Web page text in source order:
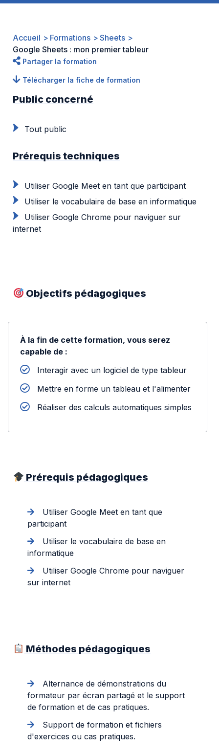
Contact
Accueil Formations
Sheets
Google Sheets : mon premier tableur
Partager la formation
Télécharger la fiche de formation
Public concerné
Tout public
Prérequis techniques
Utiliser Google Meet en tant que participant
Utiliser le vocabulaire de base en informatique
Utiliser Google Chrome pour naviguer sur
internet
Objectifs pédagogiques
À la fin de cette formation, vous serez
capable de :
Interagir avec un logiciel de type tableur
Mettre en forme un tableau et l'alimenter
Réaliser des calculs automatiques simples
Prérequis pédagogiques
Utiliser Google Meet en tant que
participant
Utiliser le vocabulaire de base en
informatique
Utiliser Google Chrome pour naviguer
sur internet
Méthodes pédagogiques
Alternance de démonstrations du
formateur par écran partagé et le support
de formation et de cas pratiques.
Support de formation et fichiers
d'exercices ou cas pratiques.